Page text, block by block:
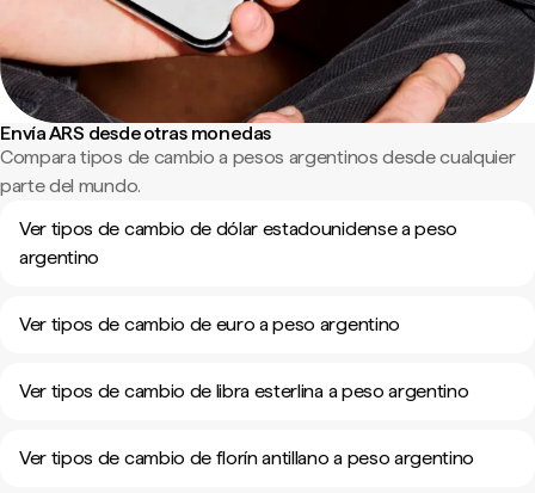
Envía ARS desde otras monedas
Compara tipos de cambio a pesos argentinos desde cualquier
parte del mundo.
Ver tipos de cambio de dólar estadounidense a peso
argentino
Ver tipos de cambio de euro a peso argentino
Ver tipos de cambio de libra esterlina a peso argentino
Ver tipos de cambio de florín antillano a peso argentino